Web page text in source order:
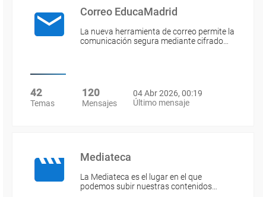
Correo EducaMadrid
La nueva herramienta de correo permite la
comunicación segura mediante cifrado…
42
Temas
120
Mensajes
04 Abr 2026, 00:19
Último mensaje
Mediateca
La Mediateca es el lugar en el que
podemos subir nuestras contenidos…